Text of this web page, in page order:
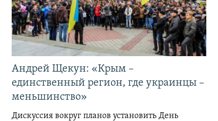
Андрей Щекун: «Крым –
единственный регион, где украинцы –
меньшинство»
Дискуссия вокруг планов установить День